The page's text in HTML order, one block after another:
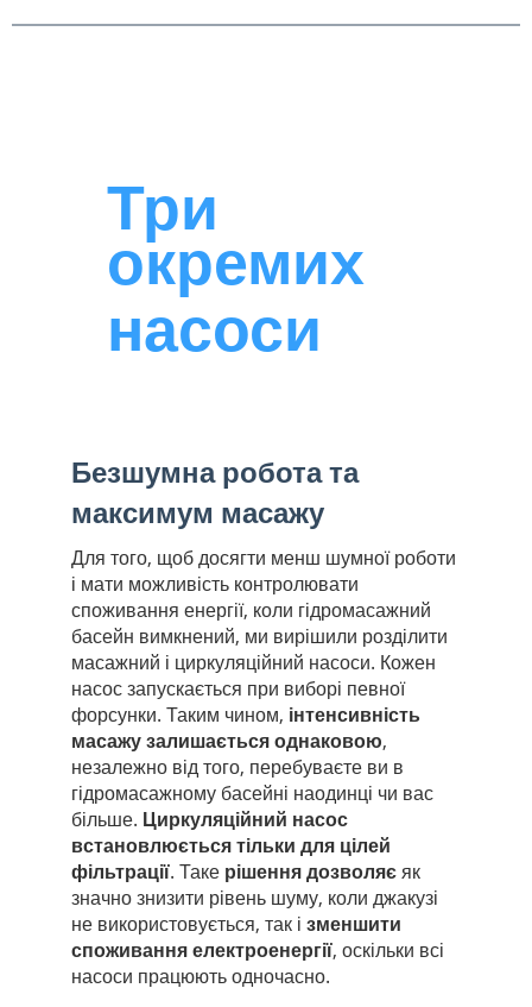
Три
окремих
насоси
Безшумна робота та
максимум масажу
Для того, щоб досягти менш шумної роботи
і мати можливість контролювати
споживання енергії, коли гідромасажний
басейн вимкнений, ми вирішили розділити
масажний і циркуляційний насоси. Кожен
насос запускається при виборі певної
форсунки. Таким чином, інтенсивність
масажу залишається однаковою,
незалежно від того, перебуваєте ви в
гідромасажному басейні наодинці чи вас
більше. Циркуляційний насос
встановлюється тільки для цілей
фільтрації. Таке рішення дозволяєяк
значно знизити рівень шуму, коли джакузі
не використовується, так і зменшити
споживання електроенергії, оскільки всі
насоси працюють одночасно.